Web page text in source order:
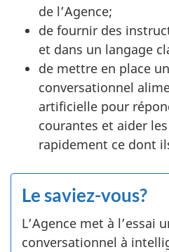
de l’Agence;
de fournir des
et dans un langage
de mettre en place
conversationnel
artificielle pour
courantes et aider
rapidement ce dont
Le saviez-vous?
L’Agence met à l’essai
conversationnel à